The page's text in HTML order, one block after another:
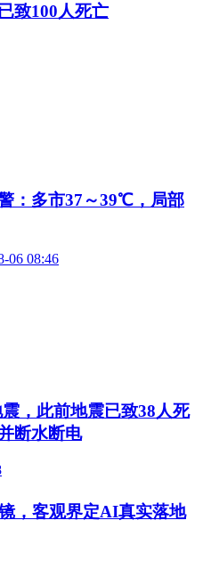
致100人死亡
：多市37～39℃，局部
06 08:46
，此前地震已致38人死
断水断电
，客观界定AI真实落地